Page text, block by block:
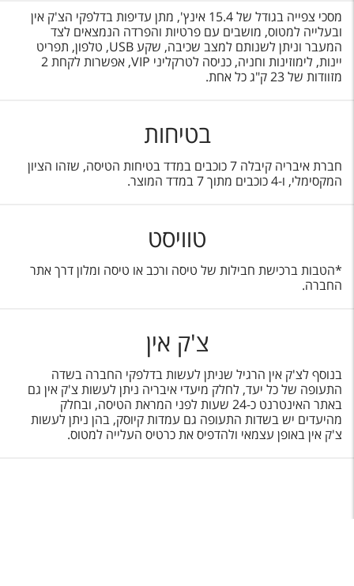
מסכי צפייה בגודל של 15.4 אינץ', מתן עדיפות בדלפקי הצ'ק אין
ובעלייה למטוס, מושבים עם פרטיות והפרדה הנמצאים לצד
המעבר וניתן לשנותם למצב שכיבה, שקע USB
, טלפון, תפריט
יינות, לימוזינות וחניה, כניסה לטרקליני VIP
, אפשרות לקחת 2
מזוודות של 23 ק"ג כל אחת.
בטיחות
חברת איבריה קיבלה 7 כוכבים במדד בטיחות הטיסה, שזהו הציון
המקסימלי, ו-4 כוכבים מתוך 7 במדד המוצר.
טוויסט
*הטבות ברכישת חבילות של טיסה ורכב או טיסה ומלון דרך אתר
החברה.
צ'ק אין
בנוסף לצ'ק אין הרגיל שניתן לעשות בדלפקי החברה בשדה
התעופה של כל יעד, לחלק מיעדי איבריה ניתן לעשות צ'ק אין גם
באתר האינטרנט כ-24 שעות לפני המראת הטיסה, ובחלק
מהיעדים יש בשדות התעופה גם עמדות קיוסק, בהן ניתן לעשות
צ'ק אין באופן עצמאי ולהדפיס את כרטיס העלייה למטוס.